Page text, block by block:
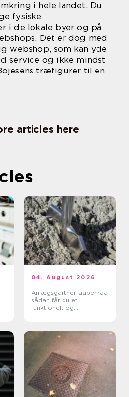
i hele landet. Du
fysiske
i de lokale byer og på
Det er dog med
webshop, som kan yde
service og ikke mindst
træfigurer til en
articles here
04. August 2026
Anlægsgartner aabenraa
sådan får du et
funktionelt og